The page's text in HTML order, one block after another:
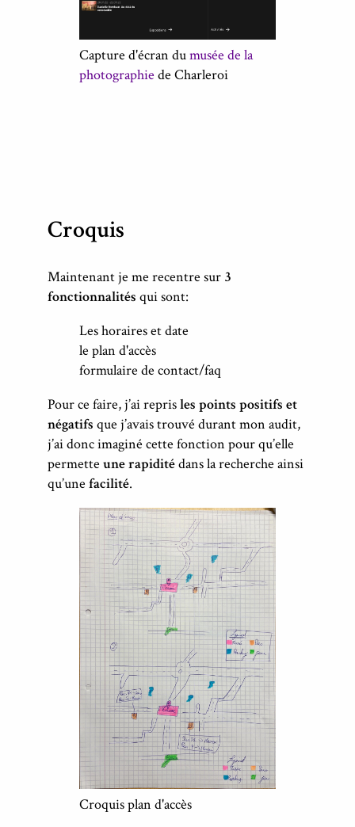
Capture d'écran dumusée de la
photographie de Charleroi
Croquis
Maintenant je me recentre sur 3
fonctionnalités qui sont:
Les horaires et date
le plan d'accès
formulaire de contact/faq
Pour ce faire, j’ai reprisles points positifs et
négatifs que j’avais trouvé durant mon audit,
j’ai donc imaginé cette fonction pour qu’elle
permette une rapiditédans la recherche ainsi
qu’une facilité.
Croquis plan d'accès